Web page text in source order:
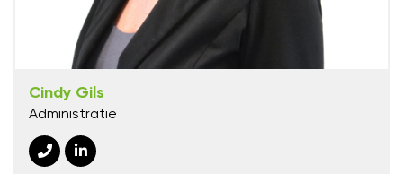
Cindy Gils
Administratie